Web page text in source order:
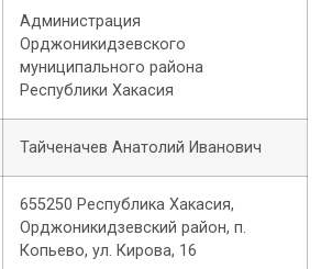
Администрация
Орджоникидзевского
муниципального района
Республики Хакасия
Тайченачев Анатолий Иванович
655250 Республика Хакасия,
Орджоникидзевский район, п.
Копьево, ул. Кирова, 16